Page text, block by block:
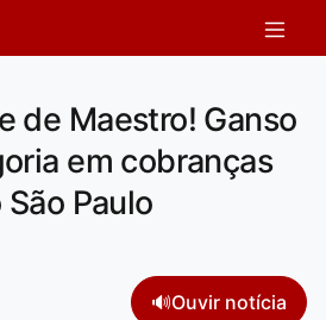
de Maestro! Ganso
em cobranças
Paulo
🔊Ouvir notícia